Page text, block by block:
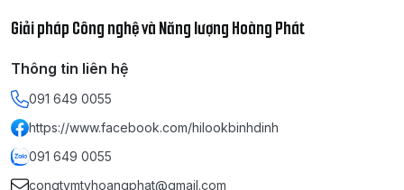
Giải pháp Công nghệ và Năng lượng Hoàng Phát
Thông tin liên hệ
091 649 0055
https://www.facebook.com/hilookbinhdinh
091 649 0055
congtymtvhoangphat@gmail.com